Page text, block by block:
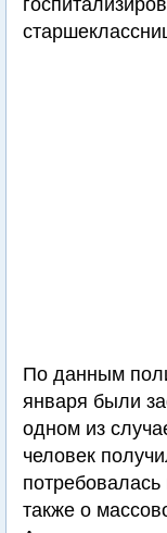
По данным
января были
одном из
человек
также о